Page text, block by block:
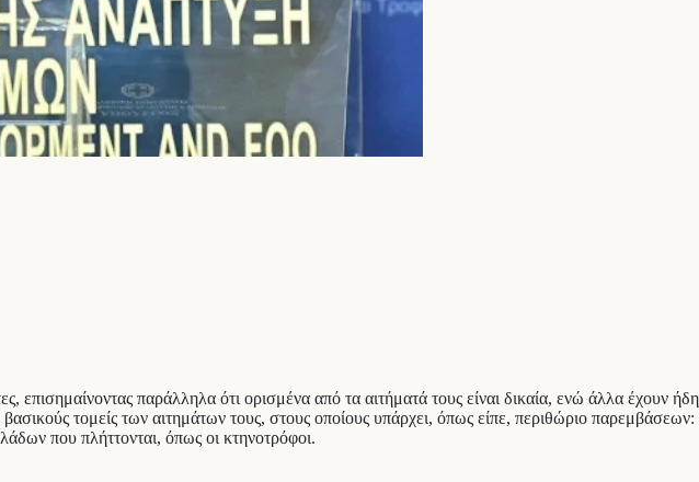
παράλληλα ότι ορισμένα από τα αιτήματά τους είναι δικαία, ενώ άλλα έχουν ήδη
τομείς των αιτημάτων τους, στους οποίους υπάρχει, όπως είπε, περιθώριο παρεμβάσεων:
που πλήττονται, όπως οι κτηνοτρόφοι.